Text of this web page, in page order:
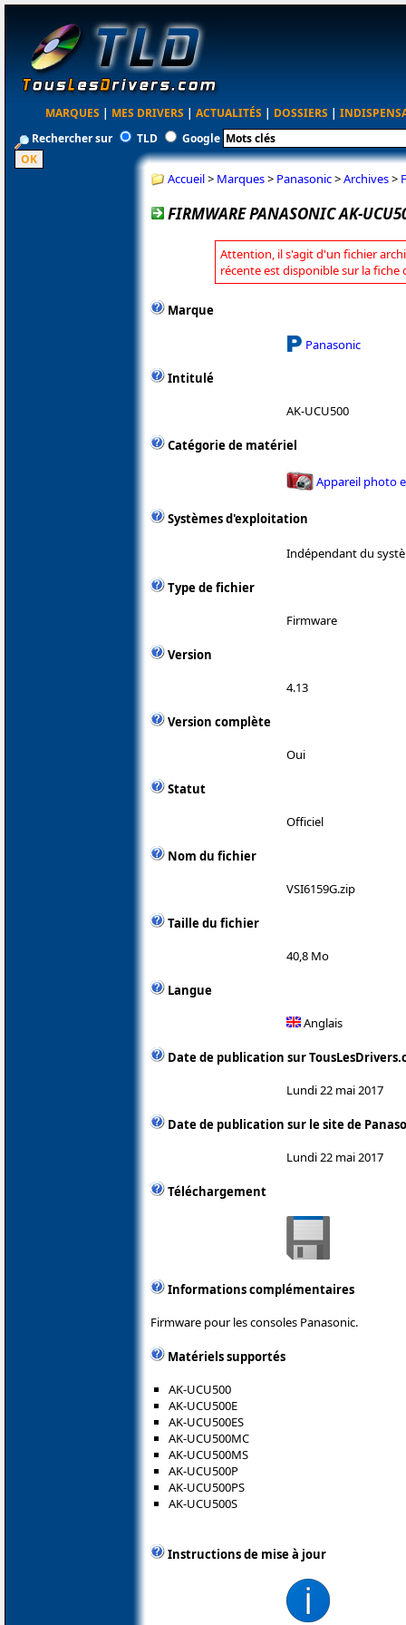
MARQUES | MES DRIVERS | ACTUALITÉS | DOSSIERS |
Rechercher sur
TLD Google
Accueil> Marques> Panasonic>Archives>
FIRMWARE PANASONIC AK-
Attention, il s'agit d'un fichier
récente est disponible sur la fiche
Marque
Panasonic
Intitulé
AK-UCU500
Catégorie de matériel
Appareil photo
Systèmes d'exploitation
Indépendant du
Type de fichier
Firmware
Version
4.13
Version complète
Oui
Statut
Officiel
Nom du fichier
VSI6159G.zip
Taille du fichier
40,8 Mo
Langue
Anglais
Date de publication sur
Lundi 22 mai 2017
Date de publication sur le site de
Lundi 22 mai 2017
Téléchargement
Informations complémentaires
Firmware pour les consoles Panasonic.
Matériels supportés
AK-UCU500
AK-UCU500E
AK-UCU500ES
AK-UCU500MC
AK-UCU500MS
AK-UCU500P
AK-UCU500PS
AK-UCU500S
Instructions de mise à jour